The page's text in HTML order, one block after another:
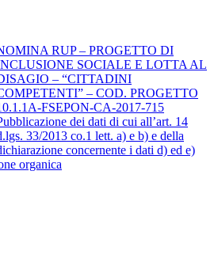
RUP – PROGETTO DI
SOCIALE E LOTTA AL
– “CITTADINI
– COD. PROGETTO
FSEPON-CA-2017-715
dei dati di cui all’art. 14
33/2013 co.1 lett. a) e b) e della
concernente i dati d) ed e)
organica